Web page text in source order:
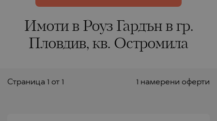
Имоти в Роуз Гардън в гр.
Пловдив, кв. Остромила
1 намерени оферти
Страницa 1 от 1